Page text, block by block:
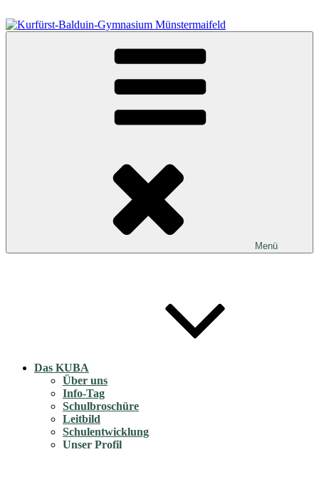
Inhalt
springen
Kurfürst-Balduin-Gymnasium Münstermaifeld
Menü
Das KUBA
Über uns
Info-Tag
Schulbroschüre
Leitbild
Schulentwicklung
Unser Profil